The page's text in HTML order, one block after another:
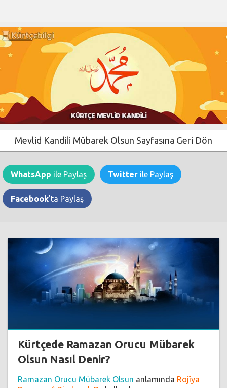
Mevlid Kandili Mübarek Olsun Sayfasına Geri Dön
WhatsApp ile Paylaş Twitter ile Paylaş
Facebook'ta Paylaş
Kürtçede Ramazan Orucu Mübarek
Olsun Nasıl Denir?
Ramazan Orucu Mübarek Olsun anlamında Rojîya